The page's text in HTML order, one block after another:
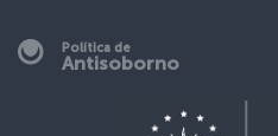
Política de
Antisoborno